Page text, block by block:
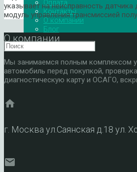
Оплата
Контакты
О компании
Блог
указывает на неисправность
модуль управления трансмиссией
О компании
Мы занимаемся полным комплексом
автомобиль перед покупкой,
диагностическую карту и ОСАГО,
home
г. Москва ул.Саянская д.18 ул.
mail